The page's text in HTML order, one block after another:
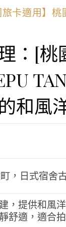
旅卡適用】
：[桃
和風
，日式宿舍
，提供和風
舒適，適合